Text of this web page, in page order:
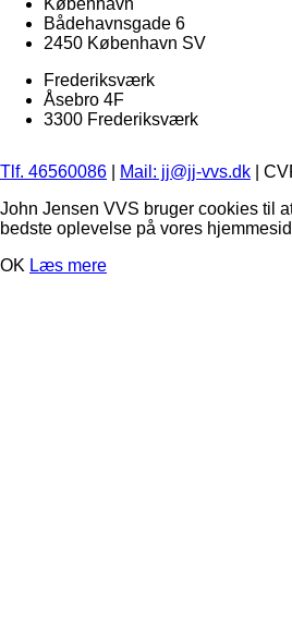
Bådehavnsgade 6
2450 København SV
Frederiksværk
Åsebro 4F
3300 Frederiksværk
Tlf. 46560086 Mail: jj@jj-vvs.dk |
John Jensen VVS bruger cookies til
bedste oplevelse på vores
OK Læs mere